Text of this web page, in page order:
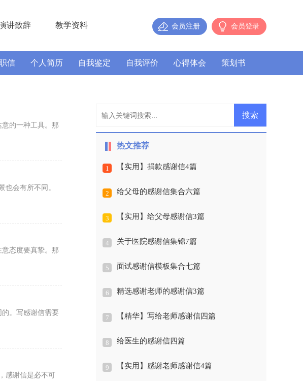
讲致辞 教学资料 会员登录
会员注册
信 个人简历 自我鉴定 自我评价 心得体会 策划书
的一种工具。那
也会有所不同。
态度要真挚。那
。写感谢信需要
感谢信是必不可
热文推荐
1 【实用】捐款感谢信4篇
2 给父母的感谢信集合六篇
3 【实用】给父母感谢信3篇
4 关于医院感谢信集锦7篇
5 面试感谢信模板集合七篇
6 精选感谢老师的感谢信3篇
7 【精华】写给老师感谢信四篇
8 给医生的感谢信四篇
9 【实用】感谢老师感谢信4篇